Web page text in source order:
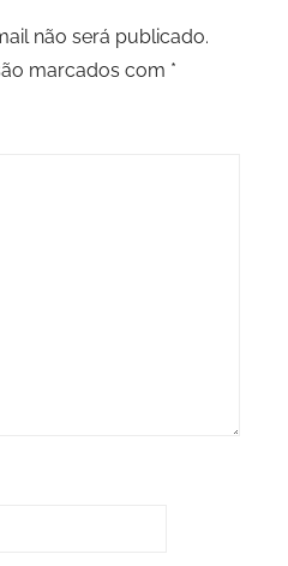
não será publicado.
marcados com *